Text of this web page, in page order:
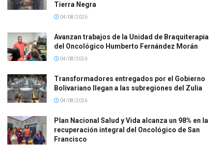
Tierra Negra
04/08/2026
Avanzan trabajos de la Unidad de Braquiterapia
del Oncológico Humberto Fernández Morán
04/08/2026
Transformadores entregados por el Gobierno
Bolivariano llegan a las subregiones del Zulia
04/08/2026
Plan Nacional Salud y Vida alcanza un 98% en la
recuperación integral del Oncológico de San
Francisco